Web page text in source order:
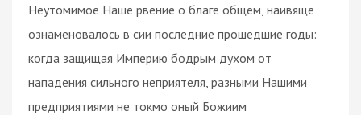
Неутомимое Наше рвение о благе общем, наивяще
ознаменовалось в сии последние прошедшие годы:
когда защищая Империю бодрым духом от
нападения сильного неприятеля, разными Нашими
предприятиями не токмо оный Божиим